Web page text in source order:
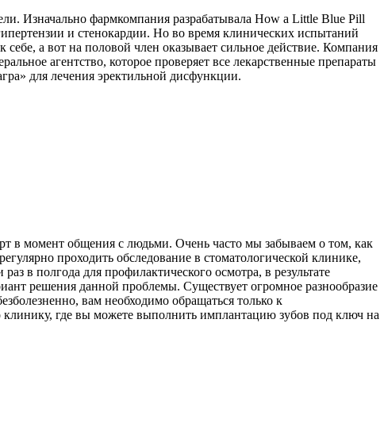
Изначально фармкомпания разрабатывала How a Little Blue Pill
и стенокардии. Но во время клинических испытаний
себе, а вот на половой член оказывает сильное действие. Компания
агентство, которое проверяет все лекарственные препараты
для лечения эректильной дисфункции.
в момент общения с людьми. Очень часто мы забываем о том, как
проходить обследование в стоматологической клинике,
в полгода для профилактического осмотра, в результате
решения данной проблемы. Существует огромное разнообразие
вам необходимо обращаться только к
где вы можете выполнить имплантацию зубов под ключ на